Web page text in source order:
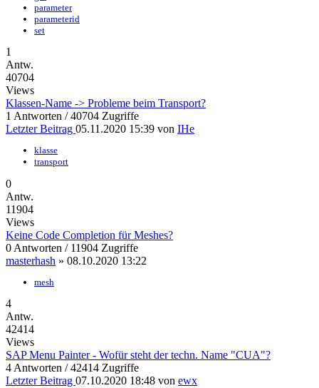
parameter
parameterid
set
1
Antw.
40704
Views
Klassen-Name -> Probleme beim Transport?
1 Antworten / 40704 Zugriffe
Letzter Beitrag 05.11.2020 15:39 von IHe
klasse
transport
0
Antw.
11904
Views
Keine Code Completion für Meshes?
0 Antworten / 11904 Zugriffe
masterhash » 08.10.2020 13:22
mesh
4
Antw.
42414
Views
SAP Menu Painter - Wofür steht der techn. Name "CUA"?
4 Antworten / 42414 Zugriffe
Letzter Beitrag 07.10.2020 18:48 von ewx